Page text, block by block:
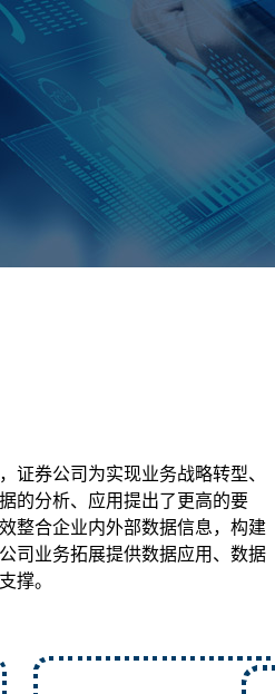
证券公司为实现业务战略转型、
的分析、应用提出了更高的要
整合企业内外部数据信息，构建
司业务拓展提供数据应用、数据
撑。